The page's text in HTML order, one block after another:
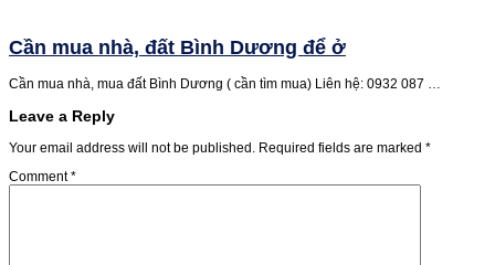
Cần mua nhà, đất Bình Dương để ở
Cần mua nhà, mua đất Bình Dương ( cần tìm mua) Liên hệ: 0932 087 …
Leave a Reply
Your email address will not be published. Required fields are marked *
Comment*